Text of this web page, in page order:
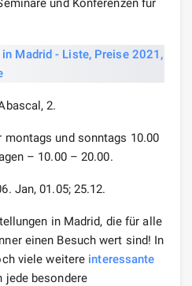
und Konferenzen für
2.
und sonntags 10.00
– 10.00 – 20.00.
Jan, 01.05; 25.12.
in Madrid, die für alle
einen Besuch wert sind! In
viele weitere interessante
jede besondere